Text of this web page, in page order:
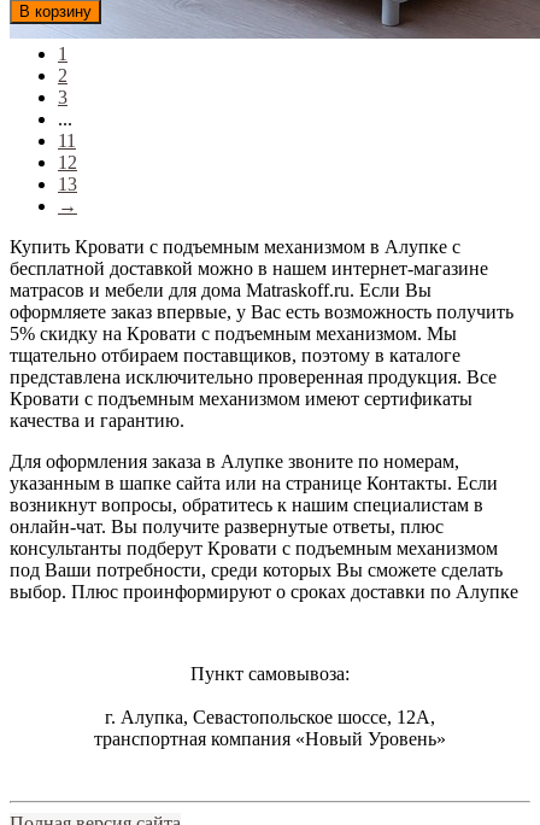
В корзину
1
2
3
...
11
12
13
→
Купить Кровати с подъемным механизмом в Алупке с
бесплатной доставкой можно в нашем интернет-магазине
матрасов и мебели для дома Matraskoff.ru. Если Вы
оформляете заказ впервые, у Вас есть возможность получить
5% скидку на Кровати с подъемным механизмом. Мы
тщательно отбираем поставщиков, поэтому в каталоге
представлена исключительно проверенная продукция. Все
Кровати с подъемным механизмом имеют сертификаты
качества и гарантию.
Для оформления заказа в Алупке звоните по номерам,
указанным в шапке сайта или на странице Контакты. Если
возникнут вопросы, обратитесь к нашим специалистам в
онлайн-чат. Вы получите развернутые ответы, плюс
консультанты подберут Кровати с подъемным механизмом
под Ваши потребности, среди которых Вы сможете сделать
выбор. Плюс проинформируют о сроках доставки по Алупке
Пункт самовывоза:
г. Алупка, Севастопольское шоссе, 12А,
транспортная компания «Новый Уровень»